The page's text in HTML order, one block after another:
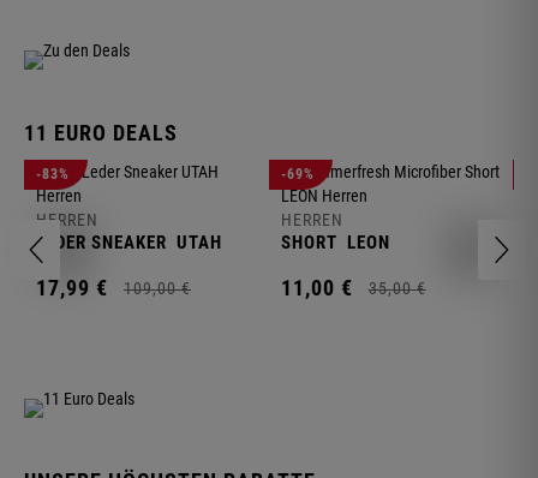
11 EURO DEALS
-83%
HERREN
LEDER SNEAKER UTAH
17,99 € 109,00 €
-69%
HERREN
SHORT LEON
11,00 € 35,00 €